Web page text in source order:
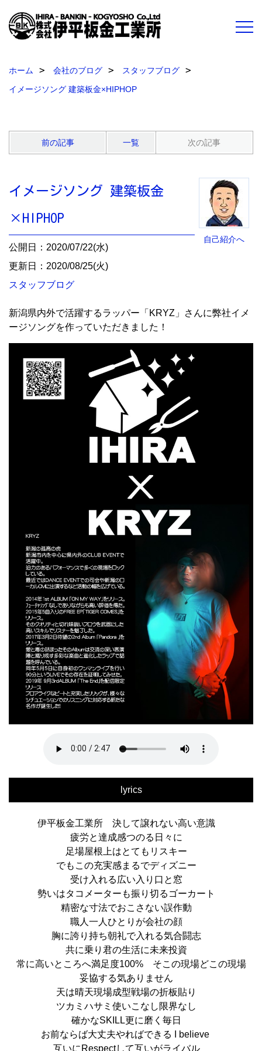
ホーム 会社のブログ
スタッフブログ
イメージソング 建築板金×HIPHOP
前の記事 一覧 次の記事
自己紹介へ
イメージソング 建築板金
×HIPHOP
公開日：2020/07/22(水)
更新日：2020/08/25(火)
スタッフブログ
新潟県内外で活躍するラッパー「KRYZ」さんに弊社イメ
ージソングを作っていただきました！
lyrics
伊平板金工業所 決して譲れない高い意識
疲労と達成感つのる日々に
足場屋根上はとてもリスキー
でもこの充実感まるでディズニー
受け入れる広い入り口と窓
勢いはタコメーターも振り切るゴーカート
精密な寸法でおこさない誤作動
職人一人ひとりが会社の顔
胸に誇り持ち朝礼で入れる気合闘志
共に乗り君の生活に未来投資
常に高いところへ満足度100% そこの現場どこの現場
妥協する気ありません
天は晴天現場成型戦場の折板貼り
ツカミハサミ使いこなし限界なし
確かなSKILL更に磨く毎日
お前ならば大丈夫やればできる I believe
互いにRespectして互いがライバル